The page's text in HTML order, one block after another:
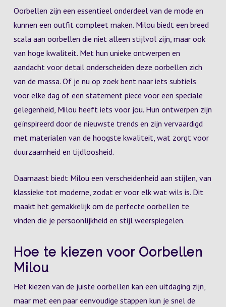
Oorbellen zijn een essentieel onderdeel van de mode en
kunnen een outfit compleet maken. Milou biedt een breed
scala aan oorbellen die niet alleen stijlvol zijn, maar ook
van hoge kwaliteit. Met hun unieke ontwerpen en
aandacht voor detail onderscheiden deze oorbellen zich
van de massa. Of je nu op zoek bent naar iets subtiels
voor elke dag of een statement piece voor een speciale
gelegenheid, Milou heeft iets voor jou. Hun ontwerpen zijn
geïnspireerd door de nieuwste trends en zijn vervaardigd
met materialen van de hoogste kwaliteit, wat zorgt voor
duurzaamheid en tijdloosheid.
Daarnaast biedt Milou een verscheidenheid aan stijlen, van
klassieke tot moderne, zodat er voor elk wat wils is. Dit
maakt het gemakkelijk om de perfecte oorbellen te
vinden die je persoonlijkheid en stijl weerspiegelen.
Hoe te kiezen voor Oorbellen
Milou
Het kiezen van de juiste oorbellen kan een uitdaging zijn,
maar met een paar eenvoudige stappen kun je snel de